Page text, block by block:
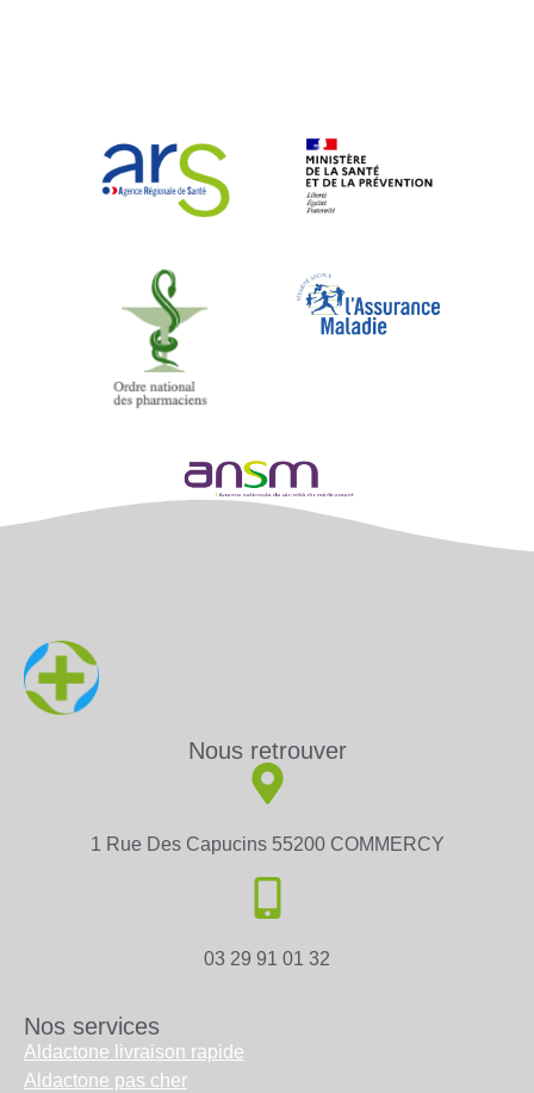
Nous retrouver
1 Rue Des Capucins 55200 COMMERCY
03 29 91 01 32
Nos services
Aldactone livraison rapide
Aldactone pas cher